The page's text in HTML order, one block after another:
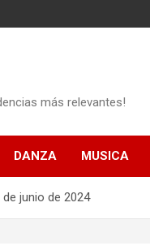
más relevantes!
DANZA MUSICA
junio de 2024